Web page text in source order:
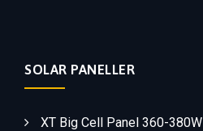
SOLAR PANELLER
XT Big Cell Panel 360-380W